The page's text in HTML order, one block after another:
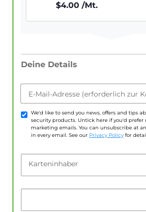
$4.00 /Mt.
Deine Details
We'd like to send you news, offers and tips
security products. Untick here if you'd prefer
marketing emails. You can unsubscribe at
in every email. See our Privacy Policy for
Karteninhaber